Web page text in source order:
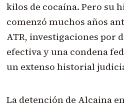
kilos de cocaína. Pero su
comenzó muchos años
ATR, investigaciones por
efectiva y una condena
un extenso historial
La detención de Alcaina